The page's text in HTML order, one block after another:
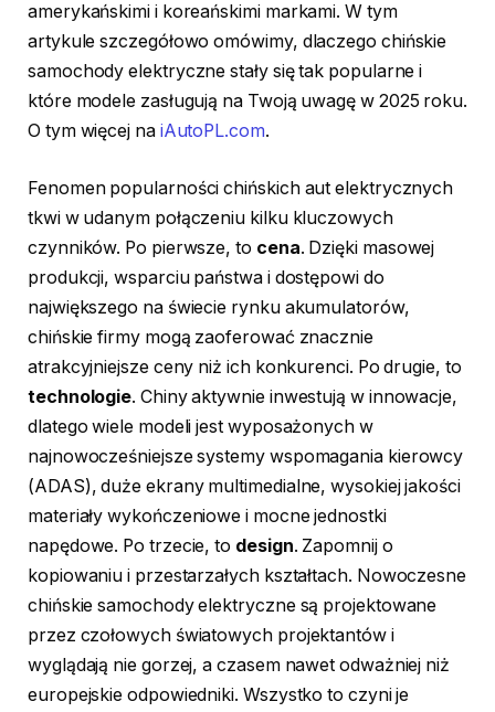
amerykańskimi i koreańskimi markami. W tym
artykule szczegółowo omówimy, dlaczego chińskie
samochody elektryczne stały się tak popularne i
które modele zasługują na Twoją uwagę w 2025 roku.
O tym więcej na iAutoPL.com.
Fenomen popularności chińskich aut elektrycznych
tkwi w udanym połączeniu kilku kluczowych
czynników. Po pierwsze, to cena. Dzięki masowej
produkcji, wsparciu państwa i dostępowi do
największego na świecie rynku akumulatorów,
chińskie firmy mogą zaoferować znacznie
atrakcyjniejsze ceny niż ich konkurenci. Po drugie, to
technologie. Chiny aktywnie inwestują w innowacje,
dlatego wiele modeli jest wyposażonych w
najnowocześniejsze systemy wspomagania kierowcy
(ADAS), duże ekrany multimedialne, wysokiej jakości
materiały wykończeniowe i mocne jednostki
napędowe. Po trzecie, to design. Zapomnij o
kopiowaniu i przestarzałych kształtach. Nowoczesne
chińskie samochody elektryczne są projektowane
przez czołowych światowych projektantów i
wyglądają nie gorzej, a czasem nawet odważniej niż
europejskie odpowiedniki. Wszystko to czyni je